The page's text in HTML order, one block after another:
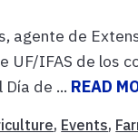
agente de
UF/IFAS de los
de ... READ
, Events,